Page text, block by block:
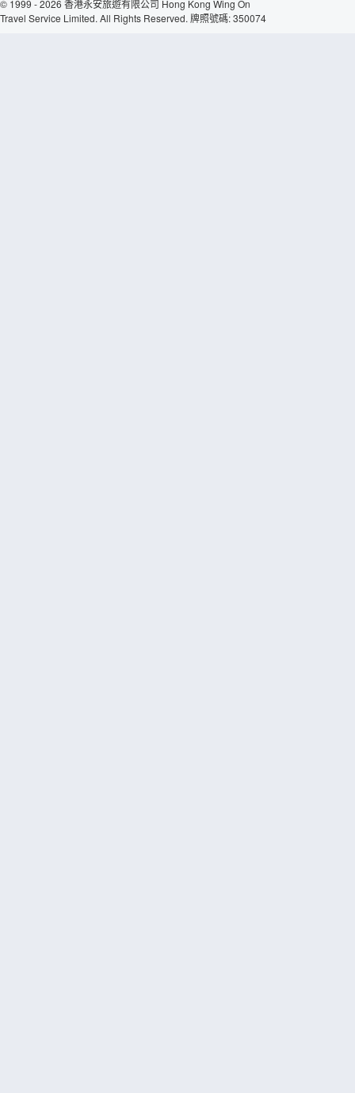
© 1999 - 2026 香港永安旅遊有限公司 Hong Kong Wing On
Travel Service Limited. All Rights Reserved. 牌照號碼: 350074